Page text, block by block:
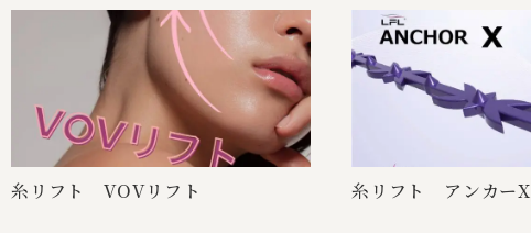
糸リフト VO V リ フ ト 糸リフト ア ン カ ー X